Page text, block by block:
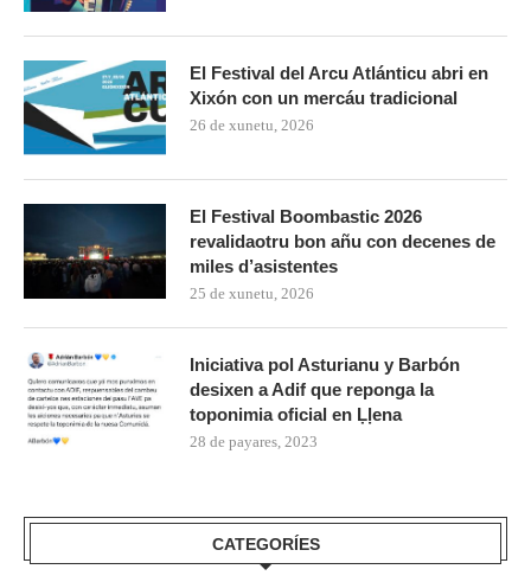
El Festival del Arcu Atlánticu abri en
Xixón con un mercáu tradicional
26 de xunetu, 2026
El Festival Boombastic 2026
revalidaotru bon añu con decenes de
miles d’asistentes
25 de xunetu, 2026
Iniciativa pol Asturianu y Barbón
desixen a Adif que reponga la
toponimia oficial en Ḷḷena
28 de payares, 2023
CATEGORÍES